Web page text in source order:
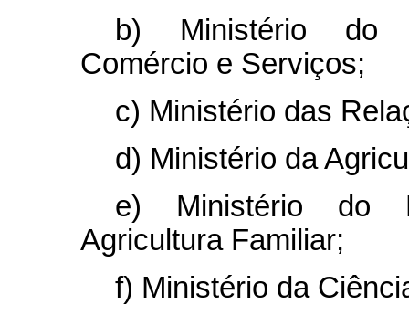
b) Ministério do
Comércio e Serviços;
c) Ministério das
d) Ministério da
e) Ministério do
Agricultura Familiar;
f) Ministério da